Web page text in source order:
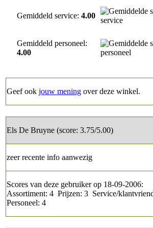
Gemiddeld service: 4.00
Gemiddeld personeel:
4.00
Geef ook jouw mening over deze winkel.
Els De Bruyne (score: 3.75/5.00)
zeer recente info aanwezig
Scores van deze gebruiker op 18-09-2006:
Assortiment: 4 Prijzen: 3 Service/
Personeel: 4